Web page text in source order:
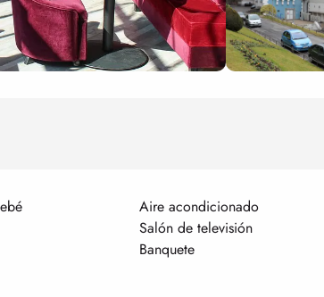
Aire acondicionado
Salón de televisión
Banquete